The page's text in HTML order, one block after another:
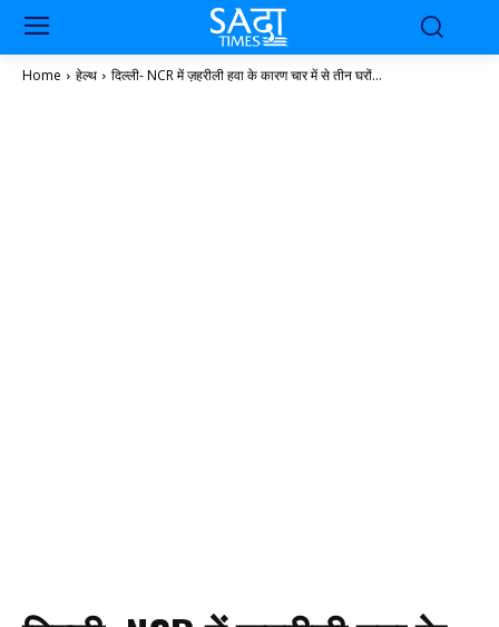
Home हेल्थ दिल्ली- NCR में ज़हरीली हवा के कारण चार में से तीन घरों...